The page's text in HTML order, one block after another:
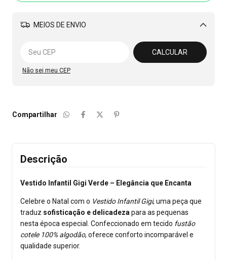
MEIOS DE ENVIO
Alterar CEP
CALCULAR
Não sei meu CEP
Compartilhar
Descrição
Vestido Infantil Gigi Verde – Elegância que Encanta
Celebre o Natal com o Vestido Infantil Gigi, uma peça que
traduz sofisticação e delicadezapara as pequenas
nesta época especial. Confeccionado em tecido fustão
cotele 100% algodão, oferece conforto incomparável e
qualidade superior.